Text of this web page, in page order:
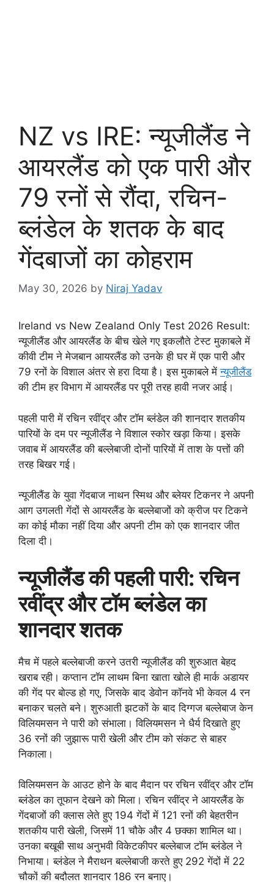
NZ vs IRE: न्यूजीलैंड ने
आयरलैंड को एक पारी और
79 रनों से रौंदा, रचिन-
ब्लंडेल के शतक के बाद
गेंदबाजों का कोहराम
May 30, 2026 by Niraj Yadav
Ireland vs New Zealand Only Test 2026 Result:
न्यूजीलैंड और आयरलैंड के बीच खेले गए इकलौते टेस्ट मुकाबले में
कीवी टीम ने मेजबान आयरलैंड को उनके ही घर में एक पारी और
79 रनों के विशाल अंतर से हरा दिया है। इस मुकाबले मेंन्यूजीलैंड
की टीम हर विभाग में आयरलैंड पर पूरी तरह हावी नजर आई।
पहली पारी में रचिन रवींद्र और टॉम ब्लंडेल की शानदार शतकीय
पारियों के दम पर न्यूजीलैंड ने विशाल स्कोर खड़ा किया। इसके
जवाब में आयरलैंड की बल्लेबाजी दोनों पारियों में ताश के पत्तों की
तरह बिखर गई।
न्यूजीलैंड के युवा गेंदबाज नाथन स्मिथ और ब्लेयर टिकनर ने अपनी
आग उगलती गेंदों से आयरलैंड के बल्लेबाजों को क्रीज पर टिकने
का कोई मौका नहीं दिया और अपनी टीम को एक शानदार जीत
दिला दी।
न्यूजीलैंड की पहली पारी: रचिन
रवींद्र और टॉम ब्लंडेल का
शानदार शतक
मैच में पहले बल्लेबाजी करने उतरी न्यूजीलैंड की शुरुआत बेहद
खराब रही। कप्तान टॉम लाथम बिना खाता खोले ही मार्क अडायर
की गेंद पर बोल्ड हो गए, जिसके बाद डेवोन कॉनवे भी केवल 4 रन
बनाकर चलते बने। शुरुआती झटकों के बाद दिग्गज बल्लेबाज केन
विलियमसन ने पारी को संभाला। विलियमसन ने धैर्य दिखाते हुए
36 रनों की जुझारू पारी खेली और टीम को संकट से बाहर
निकाला।
विलियमसन के आउट होने के बाद मैदान पर रचिन रवींद्र और टॉम
ब्लंडेल का तूफान देखने को मिला। रचिन रवींद्र ने आयरलैंड के
गेंदबाजों की क्लास लेते हुए 194 गेंदों में 121 रनों की बेहतरीन
शतकीय पारी खेली, जिसमें 11 चौके और 4 छक्का शामिल था।
उनका बखूबी साथ अनुभवी विकेटकीपर बल्लेबाज टॉम ब्लंडेल ने
निभाया। ब्लंडेल ने मैराथन बल्लेबाजी करते हुए 292 गेंदों में 22
चौकों की बदौलत शानदार 186 रन बनाए।